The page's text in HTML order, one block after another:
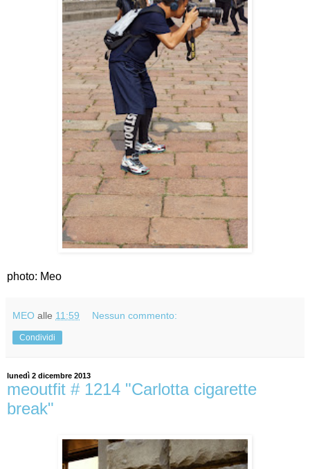
photo: Meo
MEO alle 11:59 Nessun commento:
Condividi
lunedì 2 dicembre 2013
meoutfit # 1214 "Carlotta cigarette
break"